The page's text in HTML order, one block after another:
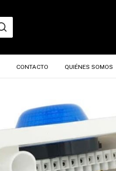
CONTACTO QUIÉNES SOMOS